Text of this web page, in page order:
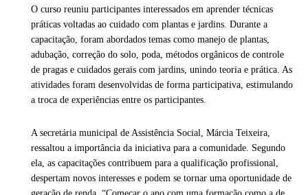
O curso reuniu participantes interessados em aprender técnicas
práticas voltadas ao cuidado com plantas e jardins. Durante a
capacitação, foram abordados temas como manejo de plantas,
adubação, correção do solo, poda, métodos orgânicos de controle
de pragas e cuidados gerais com jardins, unindo teoria e prática. As
atividades foram desenvolvidas de forma participativa, estimulando
a troca de experiências entre os participantes.
A secretária municipal de Assistência Social, Márcia Teixeira,
ressaltou a importância da iniciativa para a comunidade. Segundo
ela, as capacitações contribuem para a qualificação profissional,
despertam novos interesses e podem se tornar uma oportunidade de